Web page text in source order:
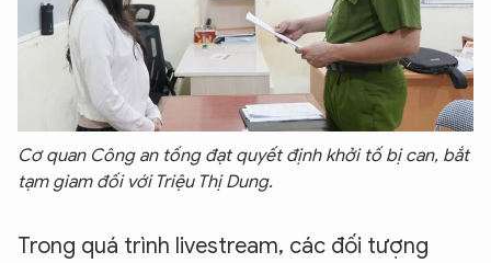
Cơ quan Công an tống đạt quyết định khởi tố bị can, bắt
tạm giam đối với Triệu Thị Dung.
Trong quá trình livestream, các đối tượng